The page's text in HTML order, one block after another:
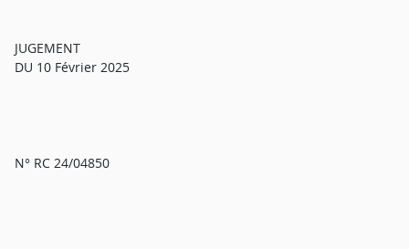
JUGEMENT
DU 10 Février 2025
N° RC 24/04850